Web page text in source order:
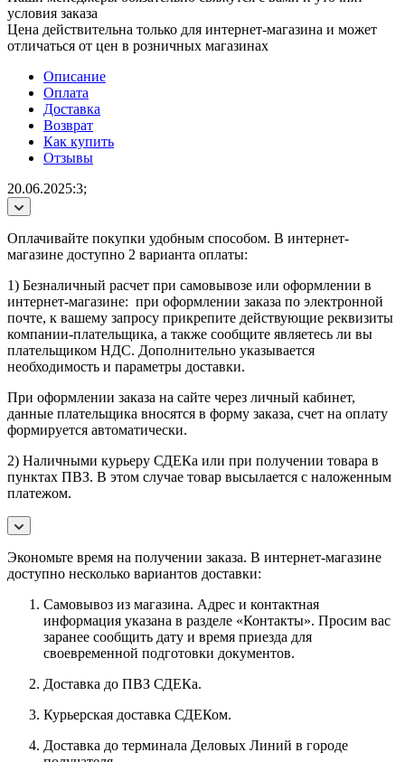
условия заказа
Цена действительна только для интернет-магазина и может
отличаться от цен в розничных магазинах
Описание
Оплата
Доставка
Возврат
Как купить
Отзывы
20.06.2025:3;
Оплачивайте покупки удобным способом. В интернет-
магазине доступно 2 варианта оплаты:
1) Безналичный расчет при самовывозе или оформлении в
интернет-магазине: при оформлении заказа по электронной
почте, к вашему запросу прикрепите действующие реквизиты
компании-плательщика, а также сообщите являетесь ли вы
плательщиком НДС. Дополнительно указывается
необходимость и параметры доставки.
При оформлении заказа на сайте через личный кабинет,
данные плательщика вносятся в форму заказа, счет на оплату
формируется автоматически.
2) Наличными курьеру СДЕКа или при получении товара в
пунктах ПВЗ. В этом случае товар высылается с наложенным
платежом.
Экономьте время на получении заказа. В интернет-магазине
доступно несколько вариантов доставки:
Самовывоз из магазина. Адрес и контактная
информация указана в разделе «Контакты». Просим вас
заранее сообщить дату и время приезда для
своевременной подготовки документов.
Доставка до ПВЗ СДЕКа.
Курьерская доставка СДЕКом.
Доставка до терминала Деловых Линий в городе